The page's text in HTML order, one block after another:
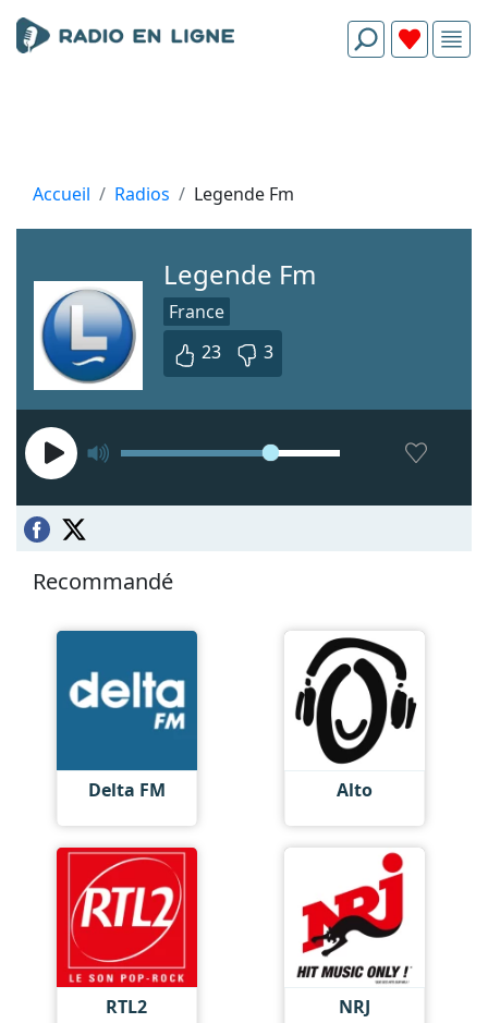
Accueil Radios Legende Fm
Legende Fm
France
23
3
Recommandé
Delta FM Alto
RTL2 NRJ